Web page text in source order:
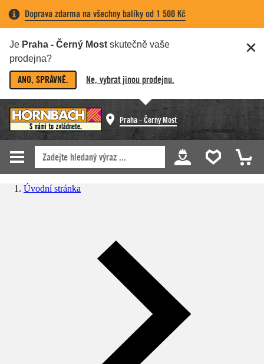
Doprava zdarma na všechny balíky od 1 500 Kč
Je Praha - Černý Most skutečně vaše
prodejna?
ANO, SPRÁVNĚ. Ne, vybrat jinou prodejnu.
Praha - Černý Most
Úvodní stránka